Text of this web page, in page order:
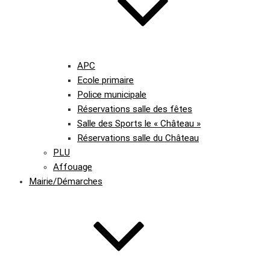
APC
Ecole primaire
Police municipale
Réservations salle des fêtes
Salle des Sports le « Château »
Réservations salle du Château
PLU
Affouage
Mairie/Démarches